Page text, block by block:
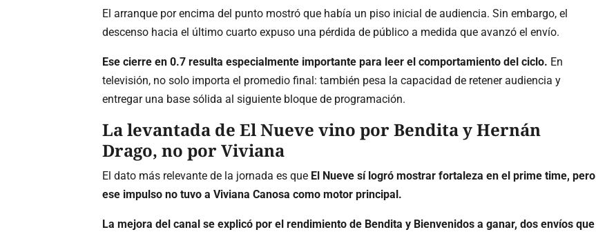
El arranque por encima del punto mostró que había un piso inicial de audiencia. Sin embargo, el
descenso hacia el último cuarto expuso una pérdida de público a medida que avanzó el envío.
Ese cierre en 0.7 resulta especialmente importante para leer el comportamiento del ciclo. En
televisión, no solo importa el promedio final: también pesa la capacidad de retener audiencia y
entregar una base sólida al siguiente bloque de programación.
La levantada de El Nueve vino por Bendita y Hernán
Drago, no por Viviana
El dato más relevante de la jornada es que El Nueve sí logró mostrar fortaleza en el prime time, pero
ese impulso no tuvo a Viviana Canosa como motor principal.
La mejora del canal se explicó por el rendimiento de Bendita y Bienvenidos a ganar, dos envíos que